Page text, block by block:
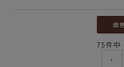
価
75件中